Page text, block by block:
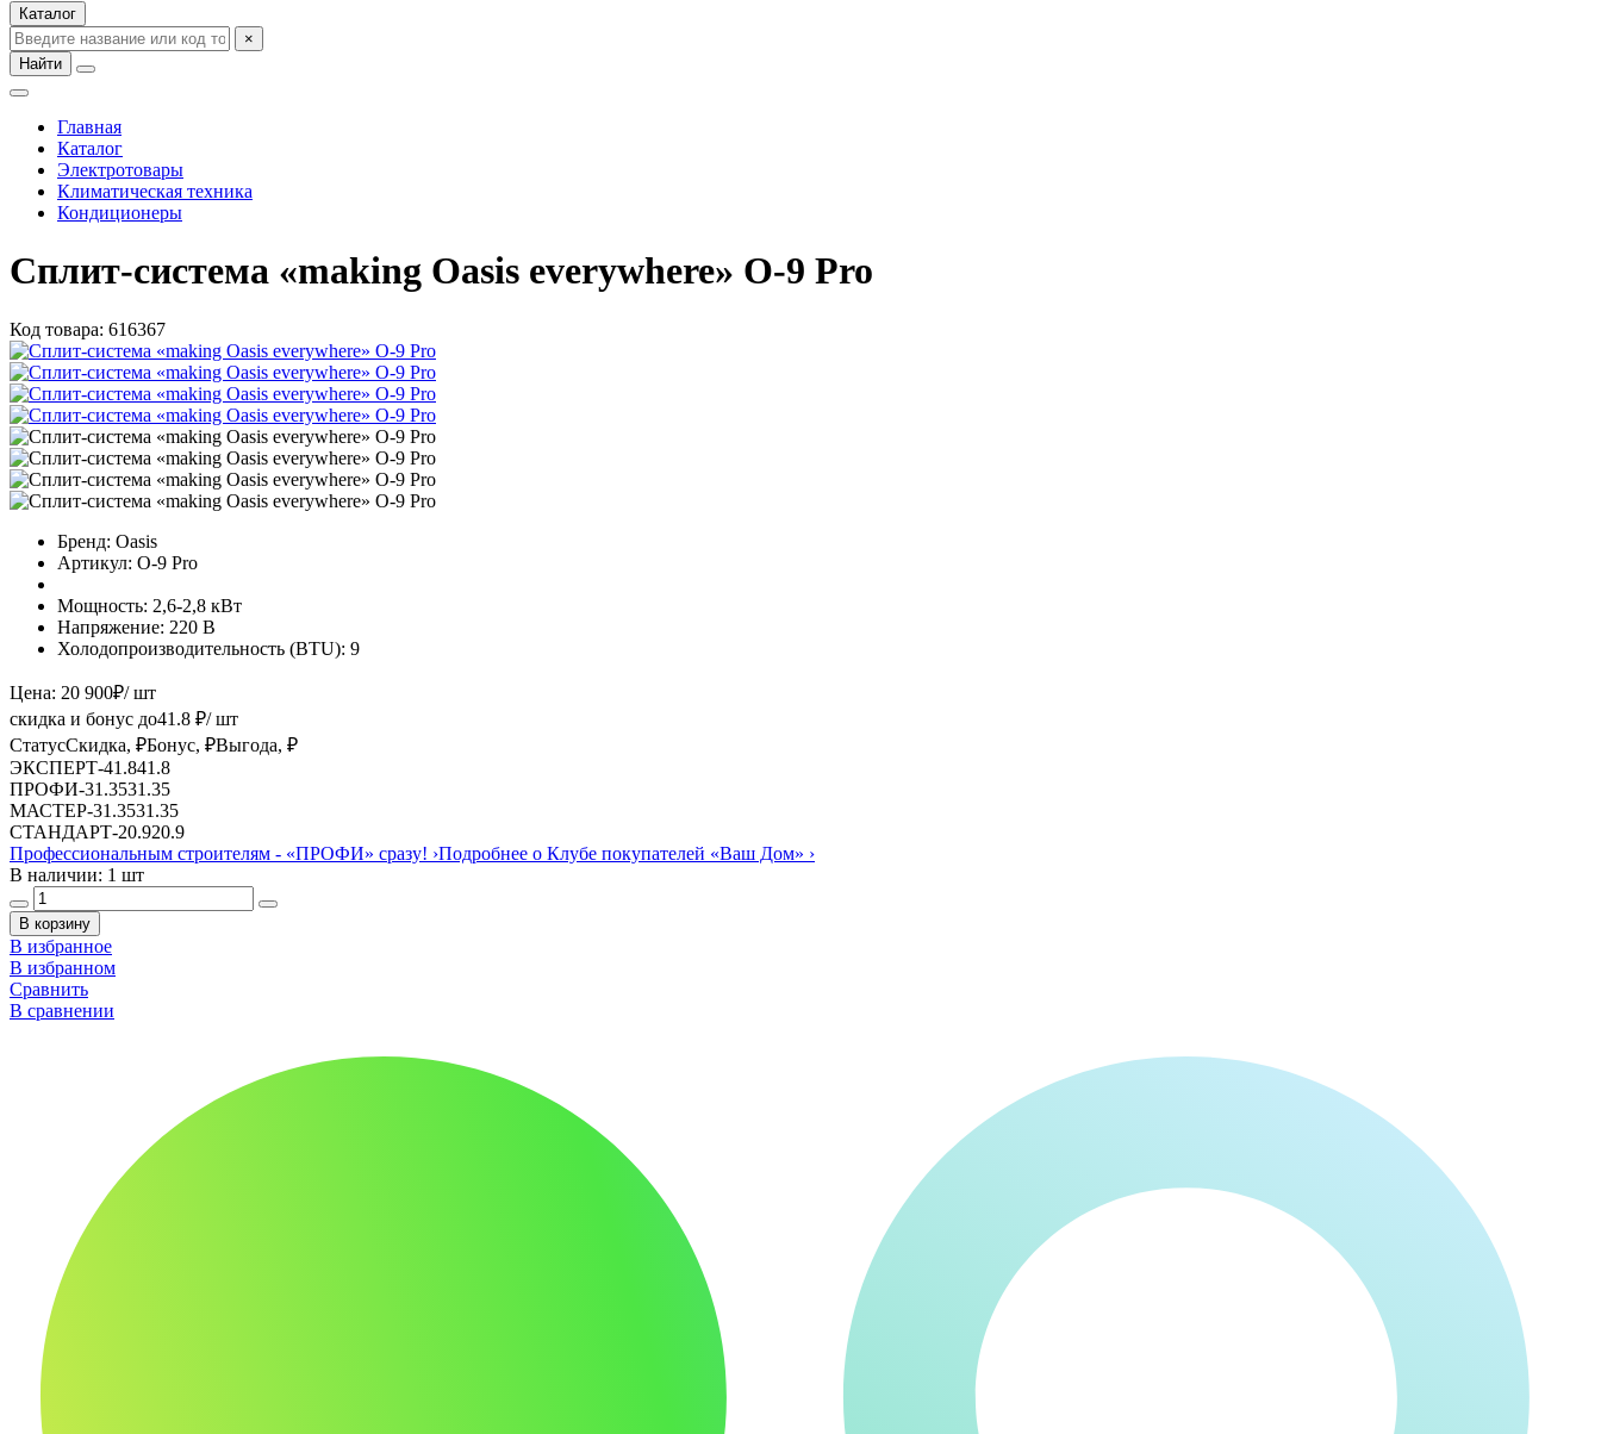
Каталог
×
Найти
Главная
Каталог
Электротовары
Климатическая техника
Кондиционеры
Сплит-система «making Оasis everywhere» O-9 Pro
Код товара: 616367
Бренд: Oasis
Артикул: O-9 Pro
Мощность: 2,6-2,8 кВт
Напряжение: 220 В
Холодопроизводительность (BTU): 9
Цена: 20 900₽/ шт
скидка и бонус до41.8 ₽/ шт
СтатусСкидка, ₽Бонус, ₽Выгода, ₽
ЭКСПЕРТ-41.841.8
ПРОФИ-31.3531.35
МАСТЕР-31.3531.35
СТАНДАРТ-20.920.9
Профессиональным строителям - «ПРОФИ» сразу! ›Подробнее о Клубе покупателей «Ваш Дом» ›
В наличии: 1 шт
В корзину
В избранное
В избранном
Сравнить
В сравнении